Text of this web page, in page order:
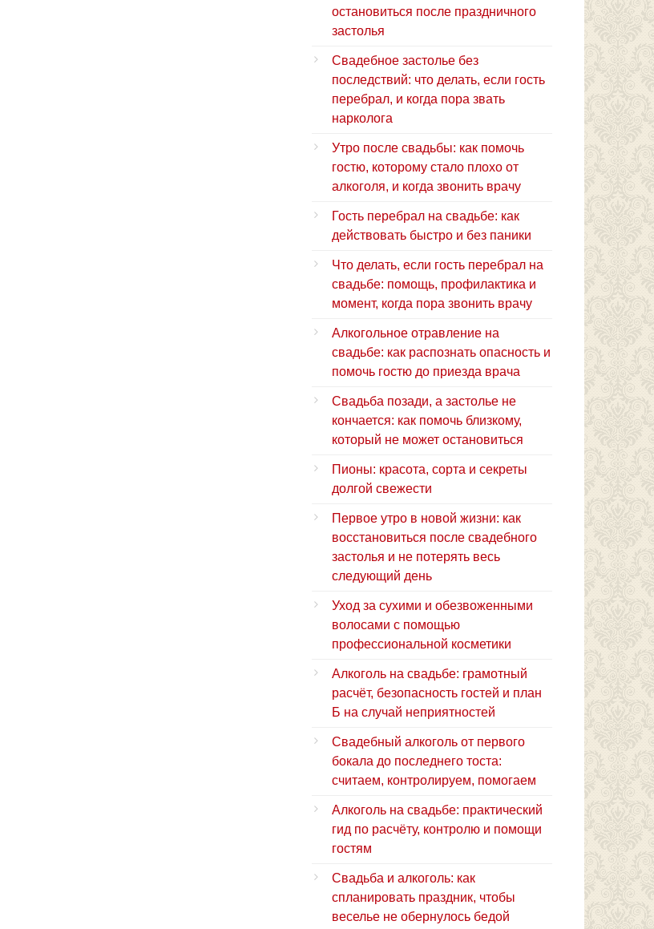
остановиться после праздничного
застолья
Свадебное застолье без
последствий: что делать, если гость
перебрал, и когда пора звать
нарколога
Утро после свадьбы: как помочь
гостю, которому стало плохо от
алкоголя, и когда звонить врачу
Гость перебрал на свадьбе: как
действовать быстро и без паники
Что делать, если гость перебрал на
свадьбе: помощь, профилактика и
момент, когда пора звонить врачу
Алкогольное отравление на
свадьбе: как распознать опасность и
помочь гостю до приезда врача
Свадьба позади, а застолье не
кончается: как помочь близкому,
который не может остановиться
Пионы: красота, сорта и секреты
долгой свежести
Первое утро в новой жизни: как
восстановиться после свадебного
застолья и не потерять весь
следующий день
Уход за сухими и обезвоженными
волосами с помощью
профессиональной косметики
Алкоголь на свадьбе: грамотный
расчёт, безопасность гостей и план
Б на случай неприятностей
Свадебный алкоголь от первого
бокала до последнего тоста:
считаем, контролируем, помогаем
Алкоголь на свадьбе: практический
гид по расчёту, контролю и помощи
гостям
Свадьба и алкоголь: как
спланировать праздник, чтобы
веселье не обернулось бедой